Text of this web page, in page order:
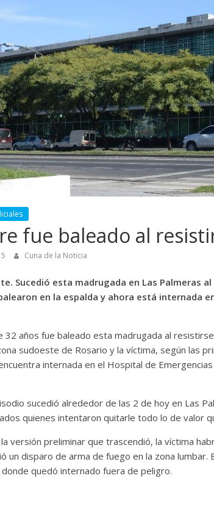
fue baleado al
Cuna de la Noticia
Sucedió esta madrugada en Las Palmeras
en la espalda y ahora está internada
32 años fue baleado esta madrugada al
sudoeste de Rosario y la víctima, según las
internada en el Hospital de
sucedió alrededor de las 2 de hoy en Las
quienes intentaron quitarle todo lo de valor
versión preliminar que trascendió, la víctima
un disparo de arma de fuego en la zona
donde quedó internado fuera de peligro.